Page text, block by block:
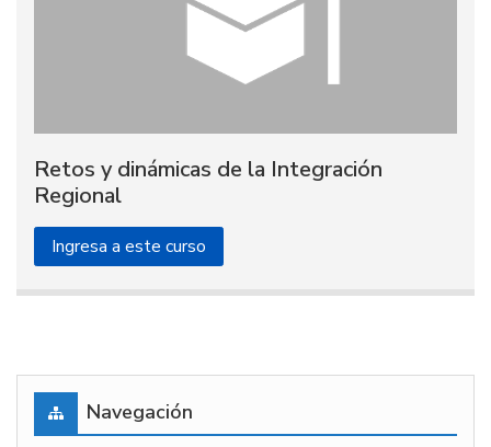
Retos y dinámicas de la Integración
Regional
Ingresa a este curso
Salta Navegación
Navegación